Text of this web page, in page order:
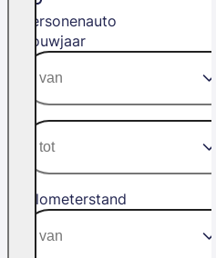
Personenauto
Bouwjaar
Kilometerstand